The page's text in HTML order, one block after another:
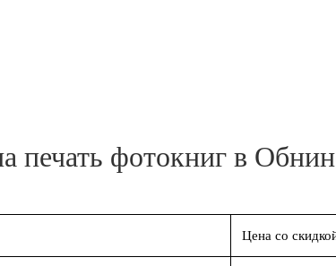
печать фотокниг в
Цена со